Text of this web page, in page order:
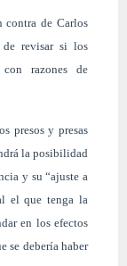
contra de Carlos
de revisar si los
con razones de
presos y presas
la posibilidad
y su “ajuste a
el que tenga la
en los efectos
debería haber